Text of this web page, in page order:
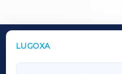
LUGOXA
OUTROS PERIÓDICOS